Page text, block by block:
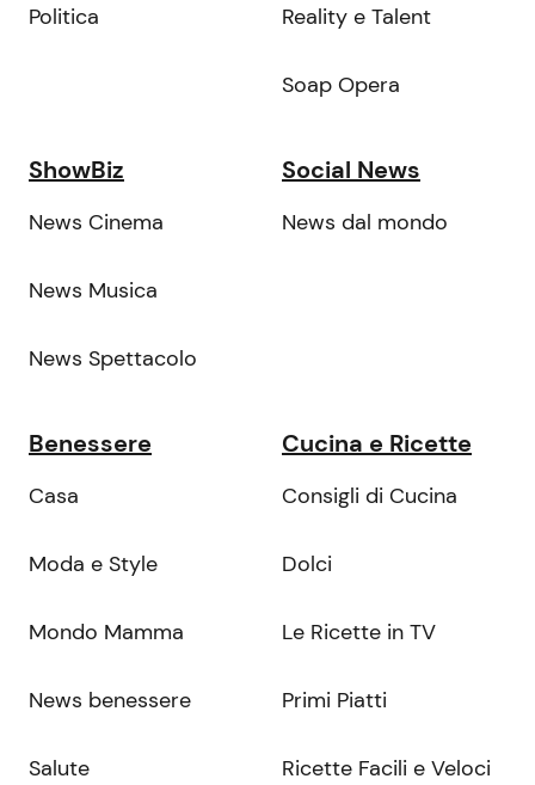
Politica Reality e Talent
Soap Opera
ShowBiz
News Cinema
News Musica
News Spettacolo
Social News
News dal mondo
Benessere
Casa
Moda e Style
Mondo Mamma
News benessere
Salute
Cucina e Ricette
Consigli di Cucina
Dolci
Le Ricette in TV
Primi Piatti
Ricette Facili e Veloci